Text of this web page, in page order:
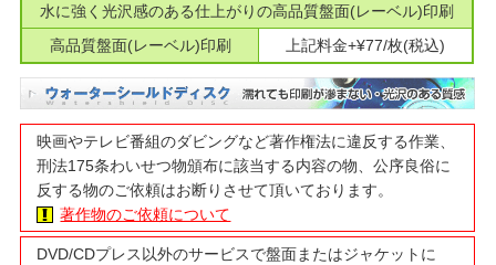
水に強く光沢感のある仕上がりの高品質盤面(レーベル)印刷
高品質盤面(レーベル)印刷
上記料金+¥77/枚(税込)
映画やテレビ番組のダビングなど著作権法に違反する作業、
刑法175条わいせつ物頒布に該当する内容の物、公序良俗に
反する物のご依頼はお断りさせて頂いております。
著作物のご依頼について
DVD/CDプレス以外のサービスで盤面またはジャケットに